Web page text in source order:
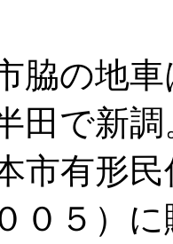
脇の地
田で新
市有形
０５）